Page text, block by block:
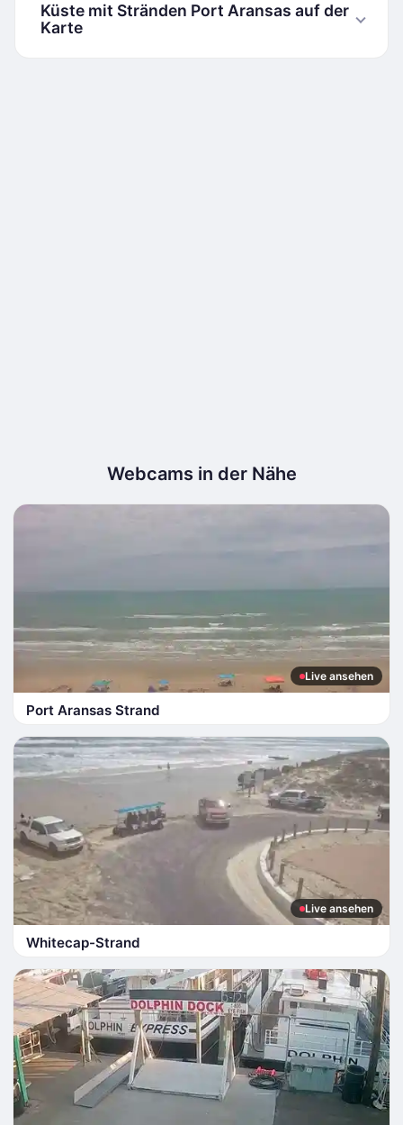
Küste mit Stränden Port Aransas auf der
Karte
Webcams in der Nähe
Live ansehen
Port Aransas Strand
Live ansehen
Whitecap-Strand